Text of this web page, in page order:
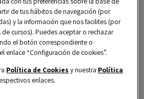
Buscar
de tus hábitos de navegación (por
y la información que nos facilites (por
cursos). Puedes aceptar o rechazar
el botón correspondiente o
enlace “Configuración de cookies”.
Política de Cookies y nuestra Política
enlaces.